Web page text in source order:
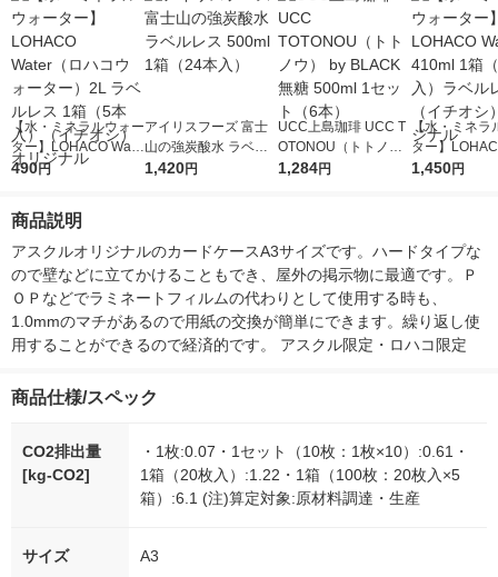
【水・ミネラルウォー
ター】LOHACO Wate
r（ロハコウォータ
シ） オリジナル
490円
アイリスフーズ 富士
山の強炭酸水 ラベル
レス 500ml 1箱（24
1,420円
UCC上島珈琲 UCC T
OTONOU（トトノ
ウ） by BLACK無糖 5
1,284円
【水・ミネラ
ター】
r 410ml 1箱（
1,450円
商品説明
アスクルオリジナルのカードケースA3サイズです。ハードタイプな
ので壁などに立てかけることもでき、屋外の掲示物に最適です。Ｐ
ＯＰなどでラミネートフィルムの代わりとして使用する時も、
1.0mmのマチがあるので用紙の交換が簡単にできます。繰り返し使
用することができるので経済的です。 アスクル限定・ロハコ限定
商品仕様/スペック
CO2排出量
[kg-CO2]
・1枚:0.07・1セット（10枚：1枚×10）:0.61・
1箱（20枚入）:1.22・1箱（100枚：20枚入×5
箱）:6.1 (注)算定対象:原材料調達・生産
サイズ A3